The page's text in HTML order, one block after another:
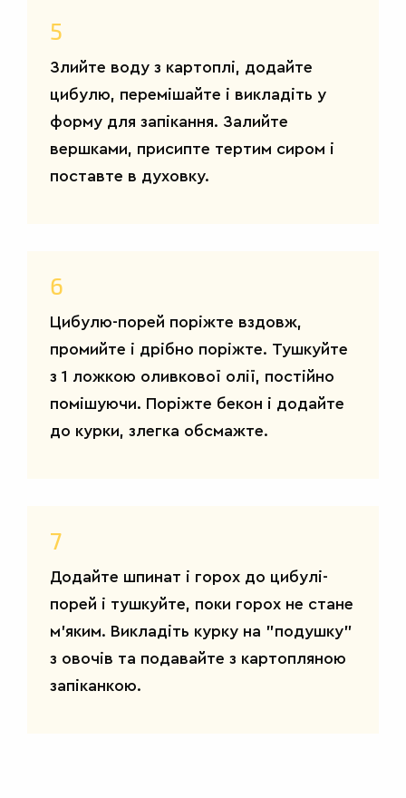
5
Злийте воду з картоплі, додайте
цибулю, перемішайте і викладіть у
форму для запікання. Залийте
вершками, присипте тертим сиром і
поставте в духовку.
6
Цибулю-порей поріжте вздовж,
промийте і дрібно поріжте. Тушкуйте
з 1 ложкою оливкової олії, постійно
помішуючи. Поріжте бекон і додайте
до курки, злегка обсмажте.
7
Додайте шпинат і горох до цибулі-
порей і тушкуйте, поки горох не стане
м'яким. Викладіть курку на "подушку"
з овочів та подавайте з картопляною
запіканкою.